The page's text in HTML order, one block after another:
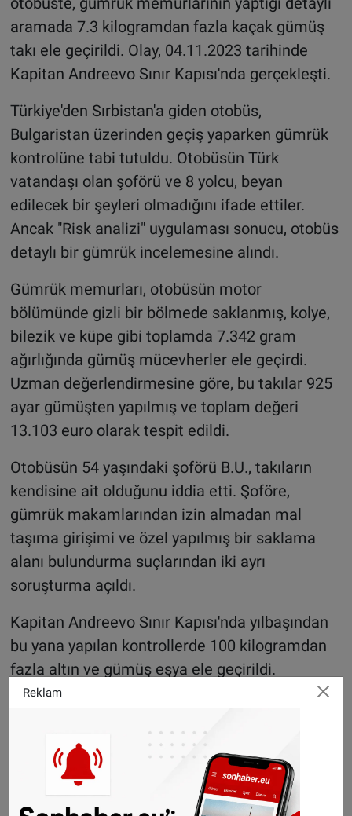
aramada 7.3 kilogramdan fazla kaçak gümüş
takı ele geçirildi. Olay, 04.11.2023 tarihinde
Kapitan Andreevo Sınır Kapısı'nda gerçekleşti.
Türkiye'den Sırbistan'a giden otobüs,
Bulgaristan üzerinden geçiş yaparken gümrük
kontrolüne tabi tutuldu. Otobüsün Türk
vatandaşı olan şoförü ve 8 yolcu, beyan
edilecek bir şeyleri olmadığını ifade ettiler.
Ancak "Risk analizi" uygulaması sonucu, otobüs
detaylı bir gümrük incelemesine alındı.
Gümrük memurları, otobüsün motor
bölümünde gizli bir bölmede saklanmış, kolye,
bilezik ve küpe gibi toplamda 7.342 gram
ağırlığında gümüş mücevherler ele geçirdi.
Uzman değerlendirmesine göre, bu takılar 925
ayar gümüşten yapılmış ve toplam değeri
13.103 euro olarak tespit edildi.
Otobüsün 54 yaşındaki şoförü B.U., takıların
kendisine ait olduğunu iddia etti. Şoföre,
gümrük makamlarından izin almadan mal
taşıma girişimi ve özel yapılmış bir saklama
alanı bulundurma suçlarından iki ayrı
soruşturma açıldı.
Kapitan Andreevo Sınır Kapısı'nda yılbaşından
bu yana yapılan kontrollerde 100 kilogramdan
fazla altın ve gümüş eşya ele geçirildi.
©Sonhaber.eu
Fotoğraf: Bulgaristan Gümrüğü
aberlerimizi gram hesabımızdan da takip
edebilirsiniz.
Reklam